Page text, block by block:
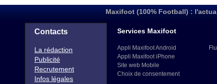
Maxifoot (100% Football) :
Contacts
La rédaction
Publicité
Recrutement
Infos légales
Services Maxifoot
Appli Maxifoot Android
Appli Maxifoot iPhone
Site web Mobile
Choix de consentement